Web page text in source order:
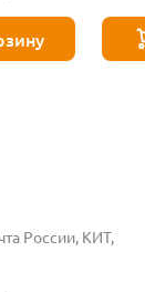
России, КИТ,